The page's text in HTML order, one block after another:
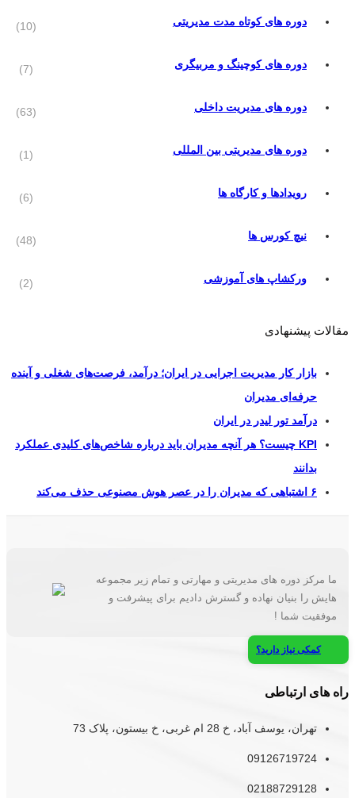
دوره های کوتاه مدت مدیریتی (10)
دوره های کوچینگ و مربیگری (7)
دوره های مدیریت داخلی (63)
دوره های مدیریتی بین المللی (1)
رویدادها و کارگاه ها (6)
نیچ کورس ها (48)
ورکشاپ های آموزشی (2)
مقالات پیشنهادی
بازار کار مدیریت اجرایی در ایران؛ درآمد، فرصت‌های شغلی و آینده
حرفه‌ای مدیران
درآمد تور لیدر در ایران
KPI چیست؟ هر آنچه مدیران باید درباره شاخص‌های کلیدی عملکرد
بدانند
۶ اشتباهی که مدیران را در عصر هوش مصنوعی حذف می‌کند
ما مرکز دوره های مدیریتی و مهارتی و تمام زیر مجموعه
هایش را بنیان نهاده و گسترش دادیم برای پیشرفت و
موفقیت شما !
کمکی نیاز دارید؟
راه های ارتباطی
تهران، یوسف آباد، خ 28 ام غربی، خ بیستون، پلاک 73
09126719724
02188729128